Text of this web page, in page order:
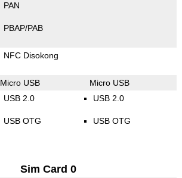
PAN
PBAP/PAB
NFC Disokong
Micro USB Micro USB
USB 2.0
USB OTG
USB 2.0
USB OTG
Sim Card 0